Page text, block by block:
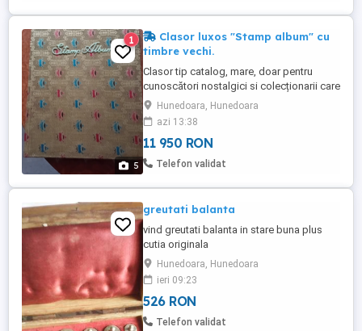
5
1
Clasor luxos "Stamp album" cu
timbre vechi.
Clasor tip catalog, mare, doar pentru
cunoscători nostalgici si colecționarii care
se respecta Nu mă grăbesc să-l vând
deoarece este bine pus la conservare.
Filatelia este unul dintre hobyurile fără
vârstă, prin care ți se va lărgi considerabil
orizontul de cunoștințe, iar copilul tău se
Hunedoara, Hunedoara
azi 13:38
11 950 RON
Telefon validat
greutati balanta
vind greutati balanta in stare buna plus
cutia originala
Hunedoara, Hunedoara
ieri 09:23
526 RON
Telefon validat